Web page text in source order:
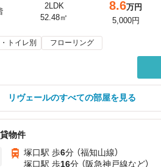
2LDK
52.48㎡
8.6万円
5,000円
トイレ別 フローリング
リヴェールのすべての部屋を見る
物件
塚口駅 歩6分 （福知山線）
塚口駅 歩16分 （阪急神戸線など）